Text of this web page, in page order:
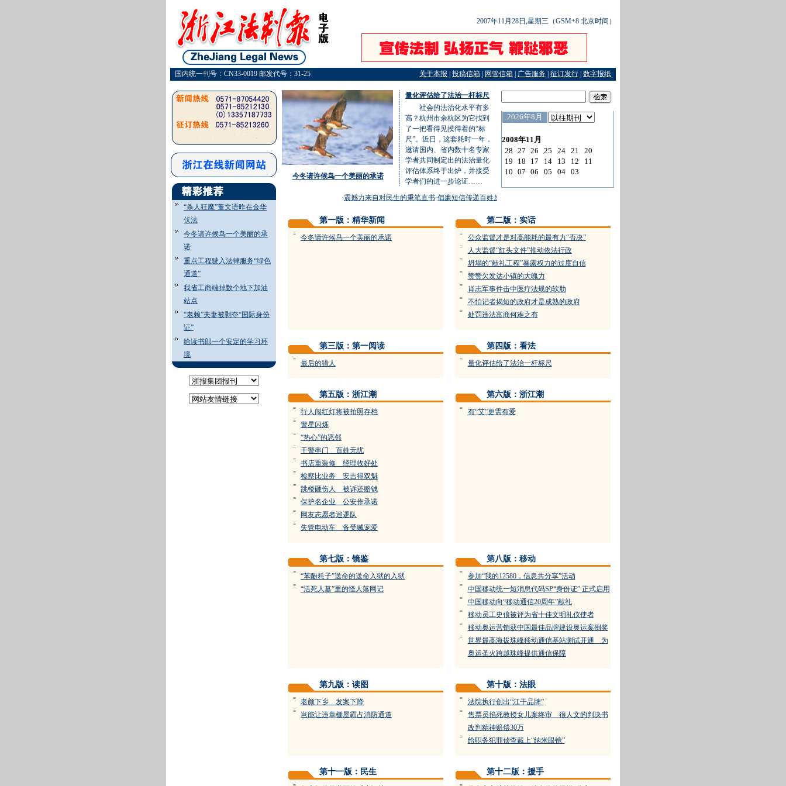
2007年11月28日,星期三（GSM+8 北京时间）
国内统一刊号：CN33-0019 邮发代号：31-25 关于本报 投稿信箱 网管信箱 广告服务 征订发行 数字报纸
“杀人狂魔”董文语昨在金华
伏法
今冬请许候鸟一个美丽的承
诺
重点工程驶入法律服务“绿色
通道”
我省工商端掉数个地下加油
站点
“老赖”夫妻被剥夺“国际身份
证”
给读书郎一个安定的学习环
境
今冬请许候鸟一个美丽的承诺
量化评估给了法治一杆标尺
社会的法治化水平有多
高？杭州市余杭区为它找到
了一把看得见摸得着的“标
尺”。近日，这套耗时一年，
邀请国内、省内数十名专家
学者共同制定出的法治量化
评估体系终于出炉，并接受
学者们的进一步论证……
震撼力来自对民生的秉笔直书·倡廉短信传递百姓反腐智慧
第一版：精华新闻
= 今冬请许候鸟一个美丽的承诺
第二版：实话
= 公众监督才是对高能耗的最有力“否决”
= 人大监督“红头文件”推动依法行政
= 坍塌的“献礼工程”暴露权力的过度自信
= 赞赞欠发达小镇的大魄力
= 肖志军事件击中医疗法规的软肋
= 不怕记者揭短的政府才是成熟的政府
= 处罚违法富商何难之有
第三版：第一阅读
= 最后的猎人
第四版：看法
= 量化评估给了法治一杆标尺
第五版：浙江潮
= 行人闯红灯将被拍照存档
= 警星闪烁
= “热心”的恶邻
= 干警串门 百姓无忧
= 书店重装修 经理收好处
= 检察比业务 安吉得双魁
= 跳楼砸伤人 被诉还赔钱
= 保护名企业 公安作承诺
= 网友志愿者巡逻队
= 失管电动车 备受贼宠爱
第六版：浙江潮
= 有“艾”更需有爱
第七版：镜鉴
= “苯酚耗子”送命的送命入狱的入狱
= “活死人墓”里的怪人落网记
第八版：移动
= 参加“我的12580，信息共分享”活动
= 中国移动统一短消息代码SP“身份证” 正式启用
= 中国移动向“移动通信20周年”献礼
= 移动员工史俍被评为省十佳文明礼仪使者
= 移动奥运营销获中国最佳品牌建设奥运案例奖
=
世界最高海拔珠峰移动通信基站测试开通 为
奥运圣火跨越珠峰提供通信保障
第九版：读图
= 老颜下乡 发案下降
= 岂能让违章棚屋霸占消防通道
第十版：法眼
= 法院执行创出“江干品牌”
=
售票员掐死教授女儿案终审 很人文的判决书
改判精神赔偿30万
= 给职务犯罪侦查戴上“纳米眼镜”
第十一版：民生 第十二版：援手